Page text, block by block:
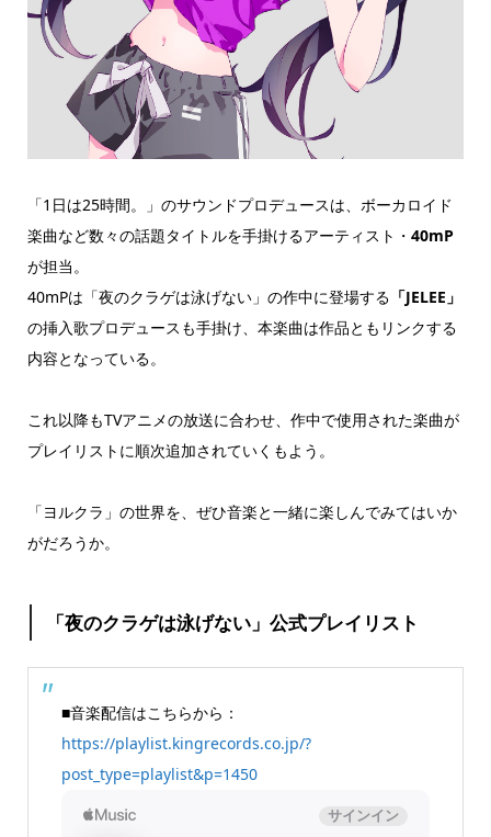
「1日は25時間。」のサウンドプロデュースは、ボーカロイド
楽曲など数々の話題タイトルを手掛けるアーティスト・ 40mP
が担当。
40mPは「夜のクラゲは泳げない」の作中に登場する 「JELEE」
の挿入歌プロデュースも手掛け、本楽曲は作品ともリンクする
内容となっている。
これ以降もTVアニメの放送に合わせ、作中で使用された楽曲が
プレイリストに順次追加されていくもよう。
「ヨルクラ」の世界を、ぜひ音楽と一緒に楽しんでみてはいか
がだろうか。
「夜のクラゲは泳げない」公式プレイリスト
■音楽配信はこちらから：
https://playlist.kingrecords.co.jp/?
post_type=playlist&p=1450